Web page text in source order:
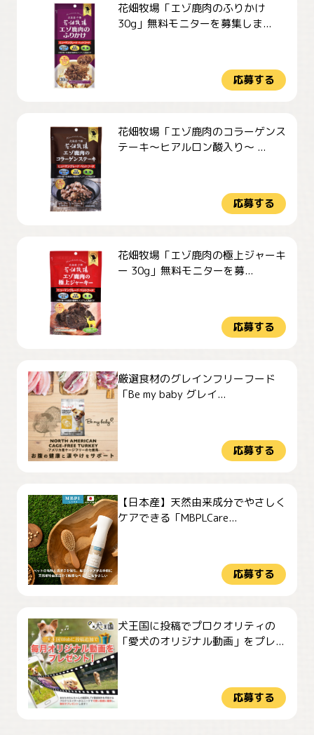
花畑牧場「エゾ鹿肉のふりかけ
30g」無料モニターを募集しま...
応募する
花畑牧場「エゾ鹿肉のコラーゲンス
テーキ～ヒアルロン酸入り～ ...
応募する
花畑牧場「エゾ鹿肉の極上ジャーキ
ー 30g」無料モニターを募...
応募する
厳選食材のグレインフリーフード
「Be my baby グレイ...
応募する
【日本産】天然由来成分でやさしく
ケアできる「MBPLCare...
応募する
犬王国に投稿でプロクオリティの
「愛犬のオリジナル動画」をプレ...
応募する